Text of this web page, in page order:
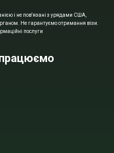
і не пов'язані з урядами США,
Не гарантуємо отримання візи.
послуги